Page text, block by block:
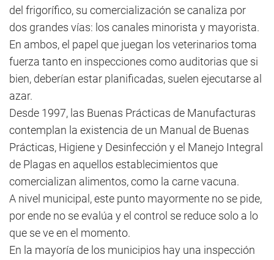
del frigorífico, su comercialización se canaliza por
dos grandes vías: los canales minorista y mayorista.
En ambos, el papel que juegan los veterinarios toma
fuerza tanto en inspecciones como auditorias que si
bien, deberían estar planificadas, suelen ejecutarse al
azar.
Desde 1997, las Buenas Prácticas de Manufacturas
contemplan la existencia de un Manual de Buenas
Prácticas, Higiene y Desinfección y el Manejo Integral
de Plagas en aquellos establecimientos que
comercializan alimentos, como la carne vacuna.
A nivel municipal, este punto mayormente no se pide,
por ende no se evalúa y el control se reduce solo a lo
que se ve en el momento.
En la mayoría de los municipios hay una inspección